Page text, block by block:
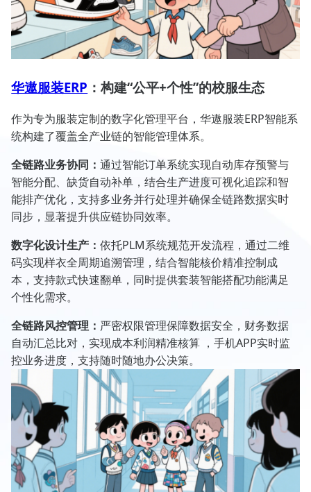
华遨服装ERP ：构建“公平+个性”的校服生态
作为专为服装定制的数字化管理平台，华遨服装ERP智能系
统构建了覆盖全产业链的智能管理体系。
全链路业务协同：通过智能订单系统实现自动库存预警与
智能分配、缺货自动补单，结合生产进度可视化追踪和智
能排产优化，支持多业务并行处理并确保全链路数据实时
同步，显著提升供应链协同效率。
数字化设计生产：依托PLM系统规范开发流程，通过二维
码实现样衣全周期追溯管理，结合智能核价精准控制成
本，支持款式快速翻单，同时提供套装智能搭配功能满足
个性化需求。
全链路风控管理： 严密权限管理保障数据安全，财务数据
自动汇总比对，实现成本利润精准核算 ，手机APP实时监
控业务进度，支持随时随地办公决策。